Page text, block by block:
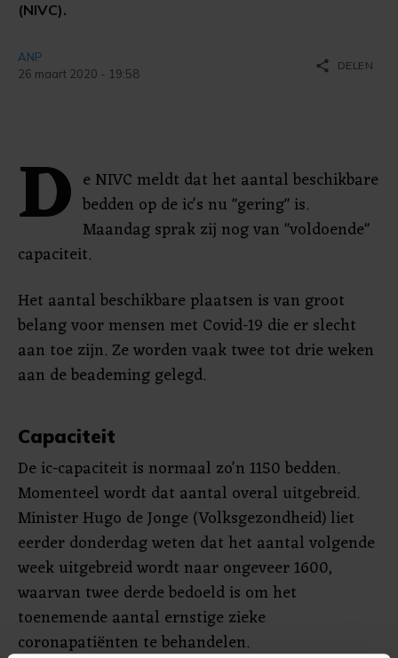
(NIVC).
ANP
26 maart 2020 - 19:58
share DELEN
D e NIVC meldt dat het aantal beschikbare
bedden op de ic's nu "gering" is.
Maandag sprak zij nog van "voldoende"
capaciteit.
Het aantal beschikbare plaatsen is van groot
belang voor mensen met Covid-19 die er slecht
aan toe zijn. Ze worden vaak twee tot drie weken
aan de beademing gelegd.
Capaciteit
De ic-capaciteit is normaal zo'n 1150 bedden.
Momenteel wordt dat aantal overal uitgebreid.
Minister Hugo de Jonge (Volksgezondheid) liet
eerder donderdag weten dat het aantal volgende
week uitgebreid wordt naar ongeveer 1600,
waarvan twee derde bedoeld is om het
toenemende aantal ernstige zieke
coronapatiënten te behandelen.